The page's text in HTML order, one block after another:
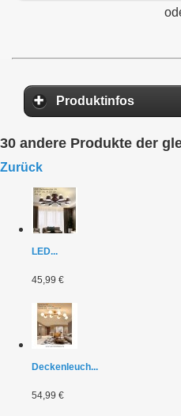
Produktinfos
30 andere Produkte der
Zurück
LED...
45,99 €
Deckenleuch...
54,99 €